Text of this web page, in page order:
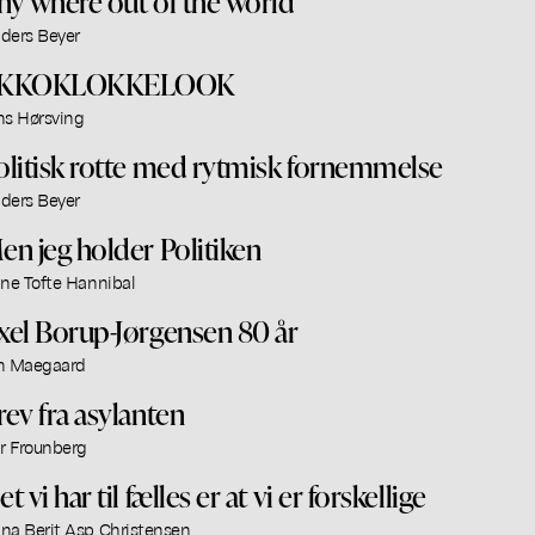
Beyer
Hørsving
rotte med rytmisk fornemmelse
Beyer
jeg holder Politiken
Tofte Hannibal
Borup-Jørgensen 80 år
Maegaard
fra asylanten
Frounberg
vi har til fælles er at vi er forskellige
Berit Asp Christensen